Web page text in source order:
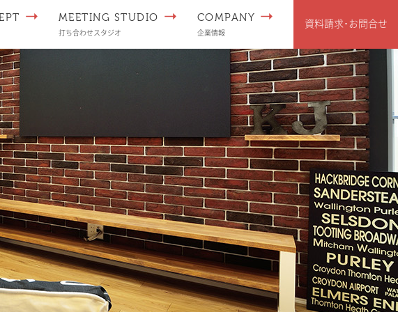
MEETING STUDIO
打ち合わせスタジオ
COMPANY
企業情報
資料請求･お問合せ